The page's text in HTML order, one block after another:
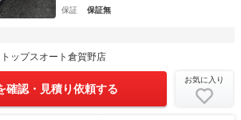
保証
保証無
トップスオート倉賀野店
確認・見積り依頼する
お気に入り